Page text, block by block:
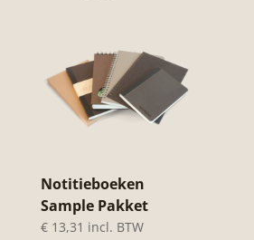
Notitieboeken
Sample Pakket
€13,31 incl. BTW